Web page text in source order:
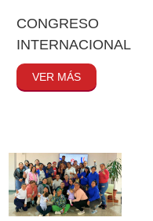
CONGRESO
INTERNACIONAL
VER MÁS